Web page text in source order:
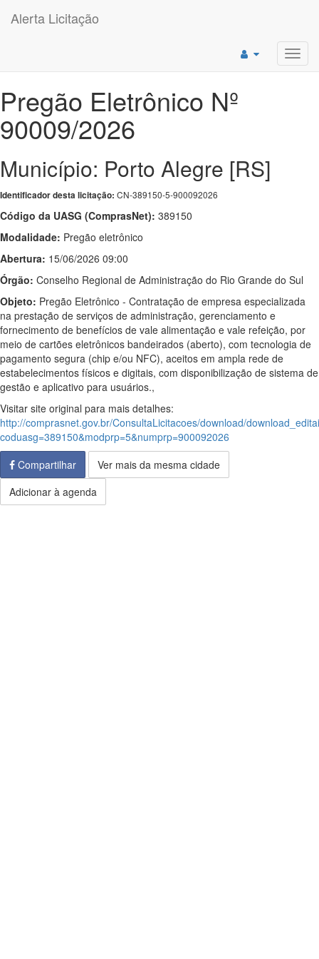
Alerta Licitação
Pregão Eletrônico Nº
90009/2026
Município: Porto Alegre [RS]
Identificador desta licitação: CN-389150-5-900092026
Código da UASG (ComprasNet): 389150
Modalidade: Pregão eletrônico
Abertura: 15/06/2026 09:00
Órgão: Conselho Regional de Administração do Rio Grande do Sul
Objeto: Pregão Eletrônico - Contratação de empresa especializada
na prestação de serviços de administração, gerenciamento e
fornecimento de benefícios de vale alimentação e vale refeição, por
meio de cartões eletrônicos bandeirados (aberto), com tecnologia de
pagamento segura (chip e/ou NFC), aceitos em ampla rede de
estabelecimentos físicos e digitais, com disponibilização de sistema de
gestão e aplicativo para usuários.,
Visitar site original para mais detalhes:
http://comprasnet.gov.br/ConsultaLicitacoes/download/
coduasg=389150&modprp=5&numprp=900092026
Compartilhar
Ver mais da mesma cidade
Adicionar à agenda